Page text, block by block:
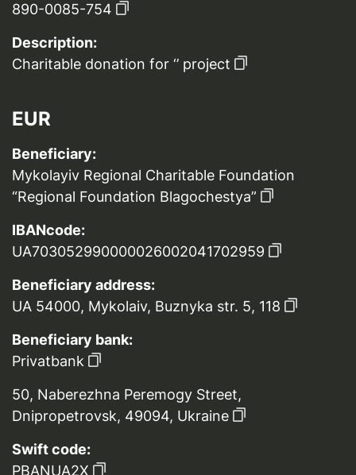
890-0085-754
Description:
Charitable donation for ‘’ project
EUR
Beneficiary:
Mykolayiv Regional Charitable Foundation
“Regional Foundation Blagochestya”
IBANcode:
UA703052990000026002041702959
Beneficiary address:
UA 54000, Mykolaiv, Buznyka str. 5, 118
Beneficiary bank:
Privatbank
50, Naberezhna Peremogy Street,
Dnipropetrovsk, 49094, Ukraine
Swift code:
PBANUA2X